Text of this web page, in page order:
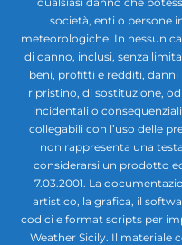
società, enti o persone
meteorologiche. In nessun
di danno, inclusi, senza
beni, profitti e redditi,
ripristino, di sostituzione,
incidentali o
collegabili con l’uso delle
non rappresenta una
considerarsi un prodotto
7.03.2001. La
artistico, la grafica, il
codici e format scripts per
Weather Sicily. Il materiale